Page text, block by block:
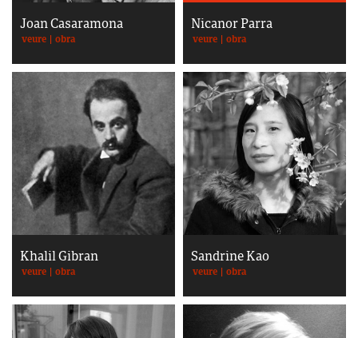
Joan Casaramona
veure obra
Nicanor Parra
veure obra
Khalil Gibran
veure obra
Sandrine Kao
veure obra